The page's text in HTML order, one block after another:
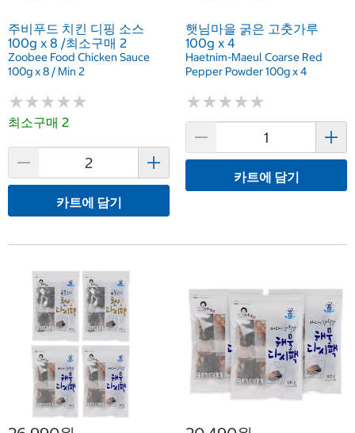
주비푸드 치킨 디핑 소스
100g x 8 /최소구매 2
Zoobee Food Chicken Sauce
100g x 8 / Min 2
★★★★★
★★★★★
최소구매 2
카트에 담기
햇님마을 굵은 고춧가루
100g x 4
Haetnim-Maeul Coarse Red
Pepper Powder 100g x 4
★★★★★
★★★★★
카트에 담기